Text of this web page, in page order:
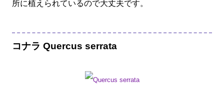
所に植えられているので大丈夫です。
コナラ Quercus serrata